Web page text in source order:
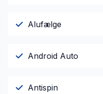
Alufælge
Android Auto
Antispin